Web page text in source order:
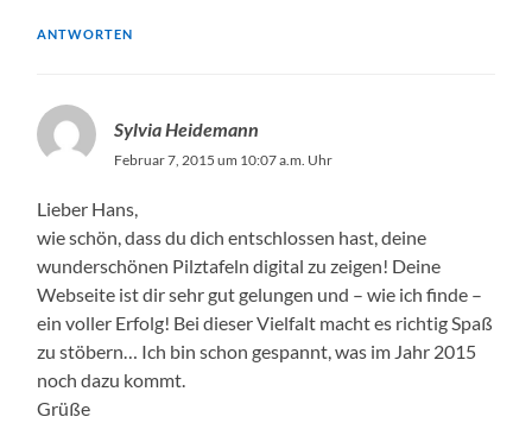
ANTWORTEN
Sylvia Heidemann
Februar 7, 2015 um 10:07 a.m. Uhr
Lieber Hans,
wie schön, dass du dich entschlossen hast, deine
wunderschönen Pilztafeln digital zu zeigen! Deine
Webseite ist dir sehr gut gelungen und – wie ich finde –
ein voller Erfolg! Bei dieser Vielfalt macht es richtig Spaß
zu stöbern… Ich bin schon gespannt, was im Jahr 2015
noch dazu kommt.
Grüße